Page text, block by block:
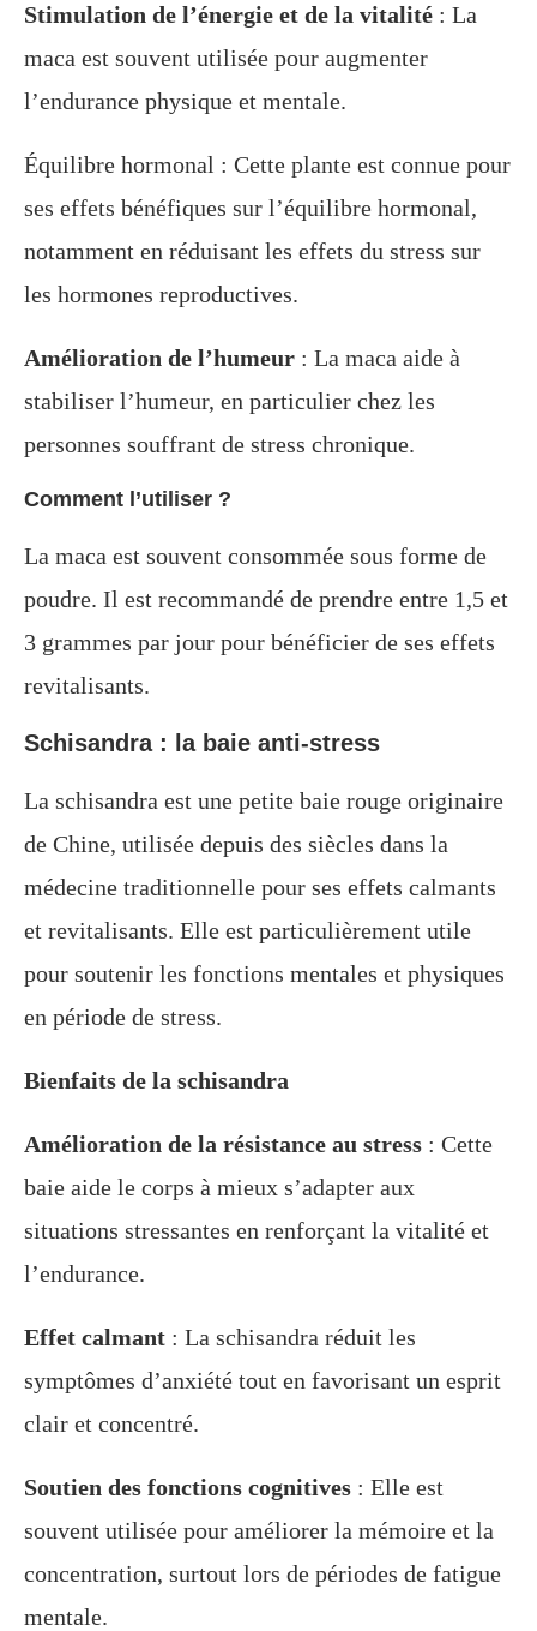
Stimulation de l’énergie et de la vitalité : La
maca est souvent utilisée pour augmenter
l’endurance physique et mentale.
Équilibre hormonal : Cette plante est connue pour
ses effets bénéfiques sur l’équilibre hormonal,
notamment en réduisant les effets du stress sur
les hormones reproductives.
Amélioration de l’humeur : La maca aide à
stabiliser l’humeur, en particulier chez les
personnes souffrant de stress chronique.
Comment l’utiliser ?
La maca est souvent consommée sous forme de
poudre. Il est recommandé de prendre entre 1,5 et
3 grammes par jour pour bénéficier de ses effets
revitalisants.
Schisandra : la baie anti-stress
La schisandra est une petite baie rouge originaire
de Chine, utilisée depuis des siècles dans la
médecine traditionnelle pour ses effets calmants
et revitalisants. Elle est particulièrement utile
pour soutenir les fonctions mentales et physiques
en période de stress.
Bienfaits de la schisandra
Amélioration de la résistance au stress : Cette
baie aide le corps à mieux s’adapter aux
situations stressantes en renforçant la vitalité et
l’endurance.
Effet calmant : La schisandra réduit les
symptômes d’anxiété tout en favorisant un esprit
clair et concentré.
Soutien des fonctions cognitives : Elle est
souvent utilisée pour améliorer la mémoire et la
concentration, surtout lors de périodes de fatigue
mentale.